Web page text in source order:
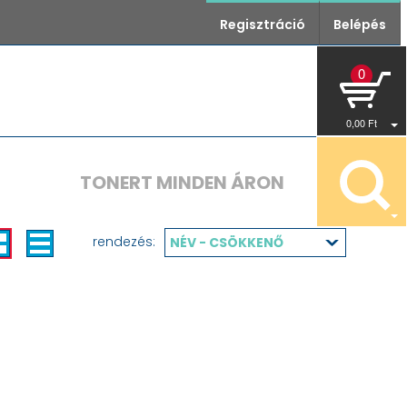
Regisztráció Belépés
0
0,00 Ft
TONERT MINDEN ÁRON
rendezés: NÉV - CSÖKKENŐ